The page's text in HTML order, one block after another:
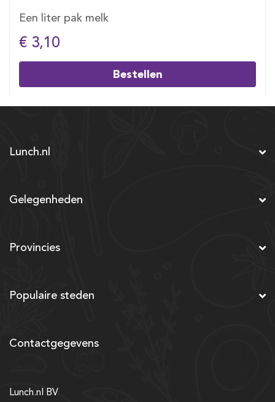
Een liter pak melk
€ 3,10
Bestellen
Lunch.nl
Gelegenheden
Provincies
Populaire steden
Contactgegevens
Lunch.nl BV